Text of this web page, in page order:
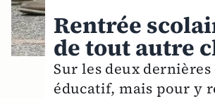
Rentrée
de tout autre
Sur les deux
éducatif, mais pour y